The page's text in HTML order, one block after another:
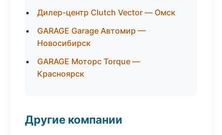
Дилер-центр Clutch Vector — Омск
GARAGE Garage Автомир —
Новосибирск
GARAGE Моторс Torque —
Красноярск
Другие компании